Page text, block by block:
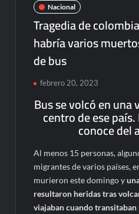
Nacional
Tragedia de
habría varios
de bus
febrero 20, 2023
Bus se volcó en una
centro de ese
conoce del
Al menos 15 personas,
migrantes de varios países,
murieron este domingo y
resultaron heridas tras
viajaban cuando transitaban